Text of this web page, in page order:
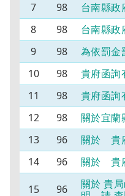
7
98
台南縣政
8
98
台南縣
9
98
為依罰金
10
98
貴府函詢
11
98
貴府函詢
12
98
關於宜蘭
13
96
關於 貴
14
96
關於 貴
15
96
關於 貴